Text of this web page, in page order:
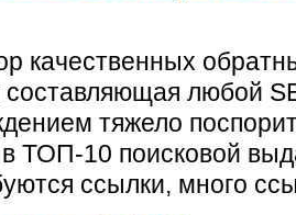
качественных
любой
тяжело
ТОП-10 поисковой
ссылки, много